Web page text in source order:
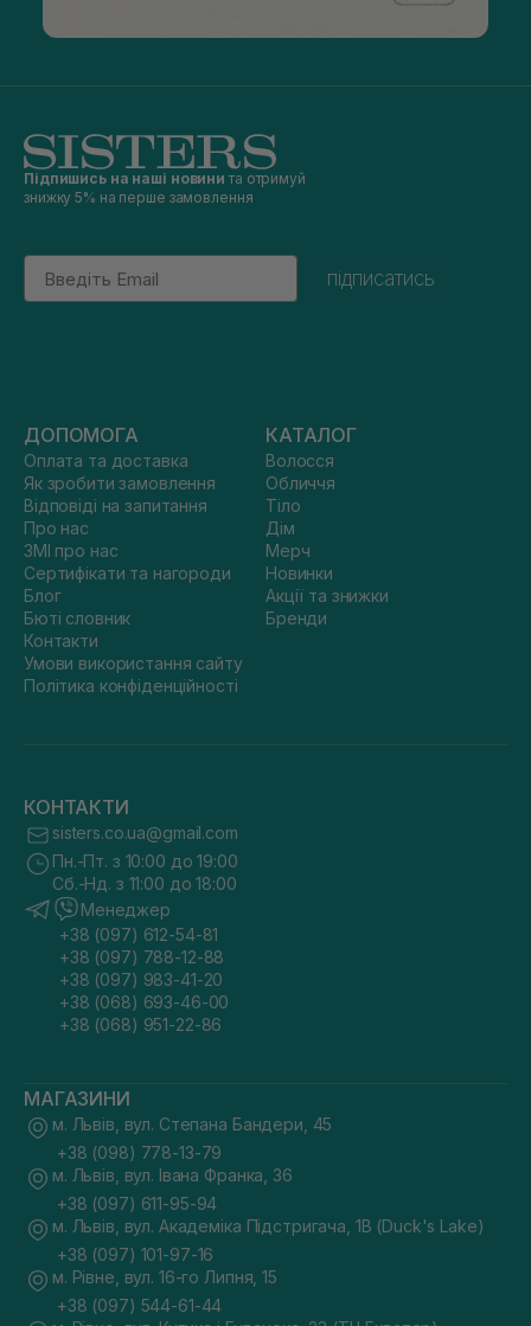
Підпишись на наші новини та отримуй
знижку 5% на перше замовлення
Email
підписатись
ДОПОМОГА
Оплата та доставка
Як зробити замовлення
Відповіді на запитання
Про нас
ЗМІ про нас
Сертифікати та нагороди
Блог
Бюті словник
Контакти
Умови використання сайту
Політика конфіденційності
КАТАЛОГ
Волосся
Обличчя
Тіло
Дім
Мерч
Новинки
Акції та знижки
Бренди
КОНТАКТИ
sisters.co.ua@gmail.com
Пн.-Пт. з 10:00 до 19:00
Сб.-Нд. з 11:00 до 18:00
Менеджер
+38 (097) 612-54-81
+38 (097) 788-12-88
+38 (097) 983-41-20
+38 (068) 693-46-00
+38 (068) 951-22-86
МАГАЗИНИ
м. Львів, вул. Степана Бандери, 45
+38 (098) 778-13-79
м. Львів, вул. Івана Франка, 36
+38 (097) 611-95-94
м. Львів, вул. Академіка Підстригача, 1В (Duck's Lake)
+38 (097) 101-97-16
м. Рівне, вул. 16-го Липня, 15
+38 (097) 544-61-44